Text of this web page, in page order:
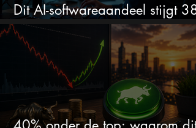
Dit AI-softwareaandeel stijgt
en zet de SaaS-crash op zijn